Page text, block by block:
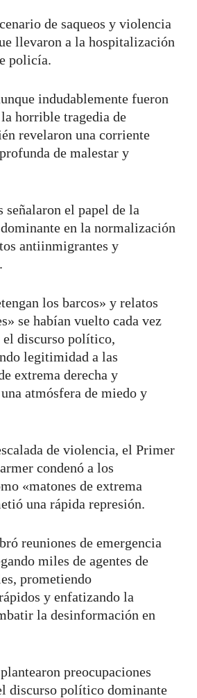
de saqueos y violencia
llevaron a la hospitalización
policía.
indudablemente fueron
horrible tragedia de
revelaron una corriente
de malestar y
señalaron el papel de la
en la normalización
antiinmigrantes y
los barcos» y relatos
se habían vuelto cada vez
el discurso político,
legitimidad a las
extrema derecha y
atmósfera de miedo y
de violencia, el Primer
condenó a los
«matones de extrema
una rápida represión.
reuniones de emergencia
miles de agentes de
prometiendo
y enfatizando la
la desinformación en
preocupaciones
discurso político dominante